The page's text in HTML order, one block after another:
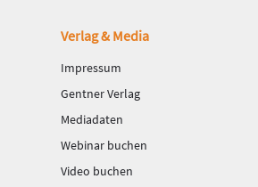
Verlag & Media
Impressum
Gentner Verlag
Mediadaten
Webinar buchen
Video buchen